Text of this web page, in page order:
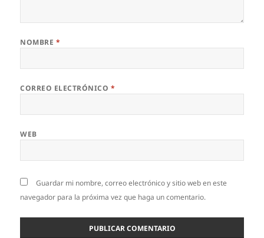
NOMBRE *
CORREO ELECTRÓNICO *
WEB
Guardar mi nombre, correo electrónico y sitio web en este
navegador para la próxima vez que haga un comentario.